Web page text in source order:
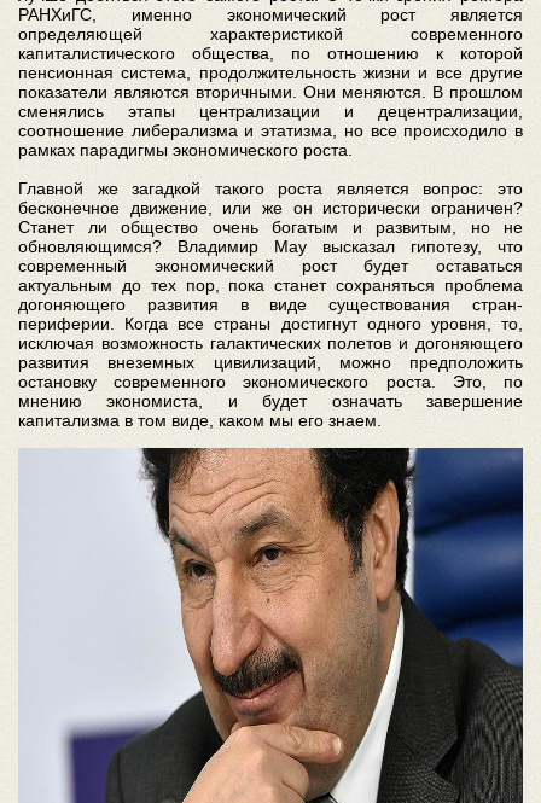
РАНХиГС, именно экономический рост является
определяющей характеристикой современного
капиталистического общества, по отношению к которой
пенсионная система, продолжительность жизни и все другие
показатели являются вторичными. Они меняются. В прошлом
сменялись этапы централизации и децентрализации,
соотношение либерализма и этатизма, но все происходило в
рамках парадигмы экономического роста.
Главной же загадкой такого роста является вопрос: это
бесконечное движение, или же он исторически ограничен?
Станет ли общество очень богатым и развитым, но не
обновляющимся? Владимир Мау высказал гипотезу, что
современный экономический рост будет оставаться
актуальным до тех пор, пока станет сохраняться проблема
догоняющего развития в виде существования стран-
периферии. Когда все страны достигнут одного уровня, то,
исключая возможность галактических полетов и догоняющего
развития внеземных цивилизаций, можно предположить
остановку современного экономического роста. Это, по
мнению экономиста, и будет означать завершение
капитализма в том виде, каком мы его знаем.